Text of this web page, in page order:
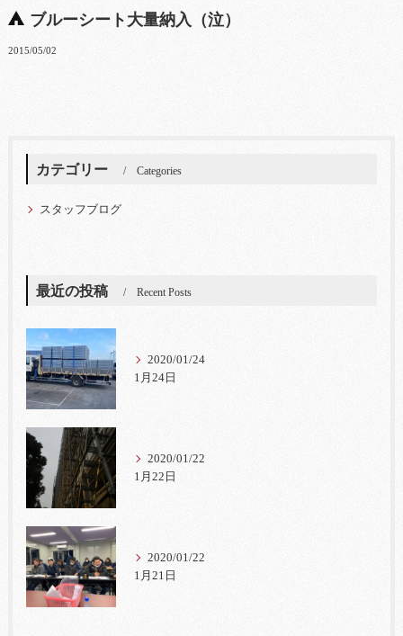
ブルーシート大量納入（泣）
2015/05/02
カテゴリー Categories
スタッフブログ
最近の投稿 Recent Posts
2020/01/24
1月24日
2020/01/22
1月22日
2020/01/22
1月21日